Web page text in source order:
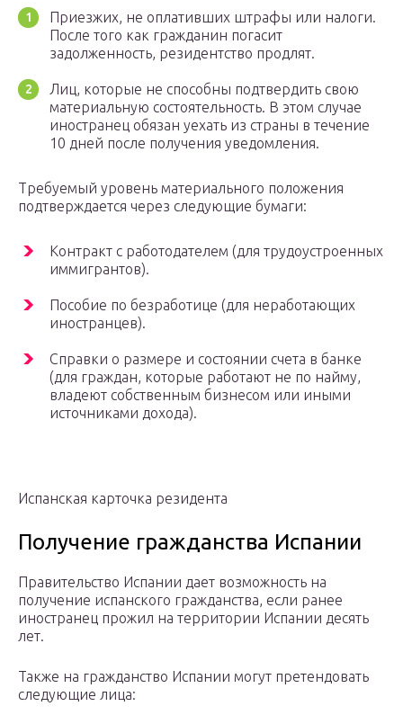
Приезжих, не оплативших штрафы или налоги.
После того как гражданин погасит
задолженность, резидентство продлят.
Лиц, которые не способны подтвердить свою
материальную состоятельность. В этом случае
иностранец обязан уехать из страны в течение
10 дней после получения уведомления.
Требуемый уровень материального положения
подтверждается через следующие бумаги:
Контракт с работодателем (для трудоустроенных
иммигрантов).
Пособие по безработице (для неработающих
иностранцев).
Справки о размере и состоянии счета в банке
(для граждан, которые работают не по найму,
владеют собственным бизнесом или иными
источниками дохода).
Испанская карточка резидента
Получение гражданства Испании
Правительство Испании дает возможность на
получение испанского гражданства, если ранее
иностранец прожил на территории Испании десять
лет.
Также на гражданство Испании могут претендовать
следующие лица: